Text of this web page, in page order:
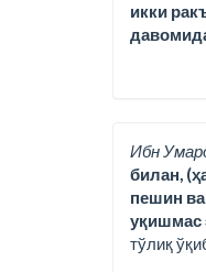
икки
Ибн
билан,
пешин
уқишмас
тўлиқ